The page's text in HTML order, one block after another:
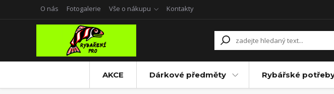
O nás Fotogalerie Vše o nákupu Kontakty
AKCE Dárkové předměty Rybářské